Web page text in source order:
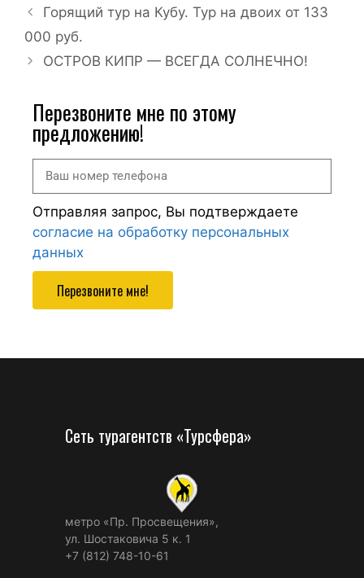
Горящий тур на Кубу. Тур на двоих от 133
000 руб.
ОСТРОВ КИПР — ВСЕГДА СОЛНЕЧНО!
Перезвоните мне по этому
предложению!
Отправляя запрос, Вы подтверждаете
согласие на обработку персональных
данных
Перезвоните мне!
Сеть турагентств «Турсфера»
метро «Пр. Просвещения»,
ул. Шостаковича 5 к. 1
+7 (812) 748-10-61